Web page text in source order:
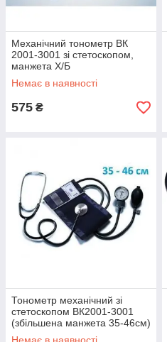
Механічний тонометр ВК
2001-3001 зі стетоскопом,
манжета Х/Б
Немає в наявності
575 ₴
Тонометр механічний зі
стетоскопом ВК2001-3001
(збільшена манжета 35-46см)